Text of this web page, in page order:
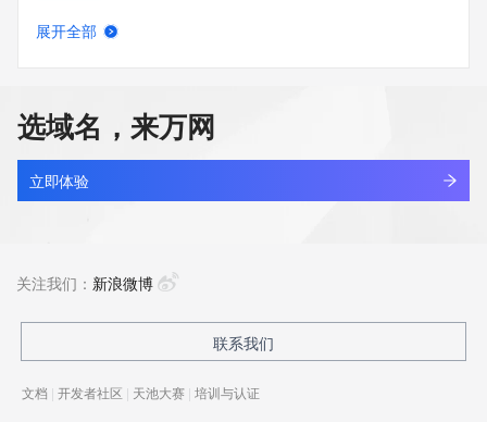
hai456.com
最近查询
查看详情
最近查询
展开全部
选域名，来万网
立即体验
关注我们： 新浪微博
联系我们
文档 | 开发者社区 | 天池大赛 | 培训与认证